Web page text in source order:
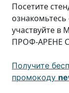
Посетите
участвуйте в
ПРОФ-АРЕНЕ
Получите
промокоду